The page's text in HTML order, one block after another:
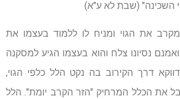
השכינה" (שבת לא ע"א)
את הגוי ומניח לו ללמוד בעצמו את
נסיונו צלח והוא בעצמו הגיע למסקנה
דווקא דרך הקירוב בה נקט הלל כלפי הגוי,
את הכלל המרחיק "הזר הקרב יומת". הלל